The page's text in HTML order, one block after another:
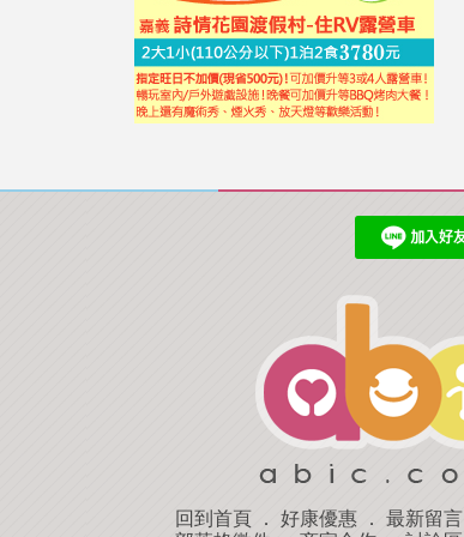
回到首頁 ． 好康優惠 ． 最新留言